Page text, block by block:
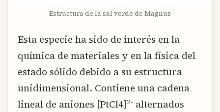
Estructura de la sal verde de Magnus
Esta especie ha sido de interés en la
química de materiales y en la física del
estado sólido debido a su estructura
unidimensional. Contiene una cadena
lineal de aniones [PtCl4]2- alternados